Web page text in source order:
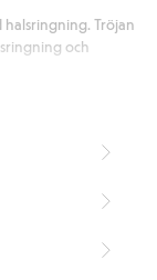
halsringning. Tröjan
och